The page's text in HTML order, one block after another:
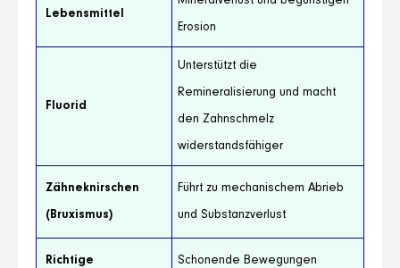
Lebensmittel
Erosion
Fluorid
Unterstützt die
Remineralisierung und macht
den Zahnschmelz
widerstandsfähiger
Zähneknirschen
(Bruxismus)
Führt zu mechanischem Abrieb
und Substanzverlust
Richtige Schonende Bewegungen